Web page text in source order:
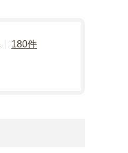
180件